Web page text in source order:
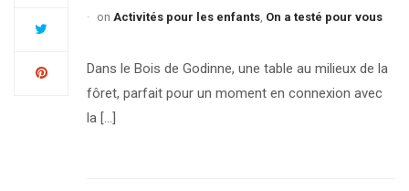
on Activités pour les enfants, On a testé pour vous
Dans le Bois de Godinne, une table au milieux de la
fôret, parfait pour un moment en connexion avec
la […]